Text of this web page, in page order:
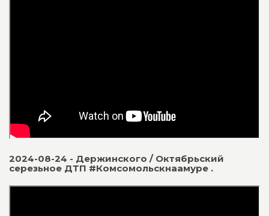
2024-08-24 - Держинского / Октябрьский
серезьное ДТП #Комсомольскнаамуре .